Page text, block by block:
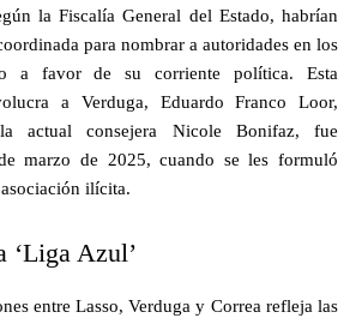
la Fiscalía General del Estado, habrían
para nombrar a autoridades en los
a favor de su corriente política. Esta
a Verduga, Eduardo Franco Loor,
actual consejera Nicole Bonifaz, fue
marzo de 2025, cuando se les formuló
ilícita.
‘Liga Azul’
entre Lasso, Verduga y Correa refleja las